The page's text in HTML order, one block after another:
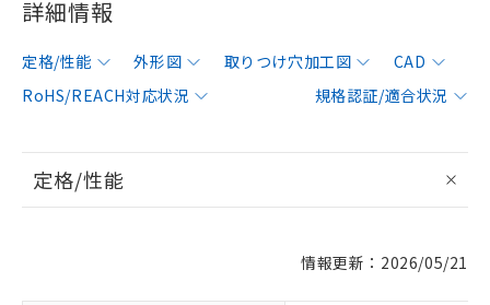
詳細情報
定格/性能 外形図 取りつけ穴加工図
CAD
RoHS/REACH対応状況
規格認証/適合状況
定格/性能
情報更新：2026/05/21